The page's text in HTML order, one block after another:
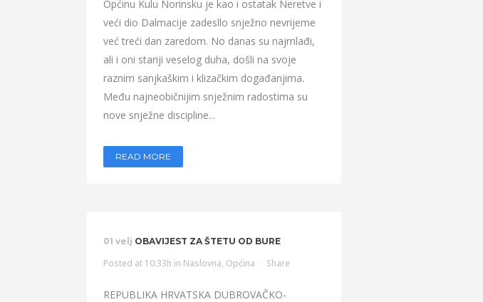
Općinu Kulu Norinsku je kao i ostatak Neretve i
veći dio Dalmacije zadesllo snježno nevrijeme
već treći dan zaredom. No danas su najmlađi,
ali i oni stariji veselog duha, došli na svoje
raznim sanjkaškim i klizačkim događanjima.
Među najneobičnijim snježnim radostima su
nove snježne discipline...
READ MORE
01 velj OBAVIJEST ZA ŠTETU OD BURE
Posted at 10:33h in Naslovna, Općina Share
REPUBLIKA HRVATSKA DUBROVAČKO-